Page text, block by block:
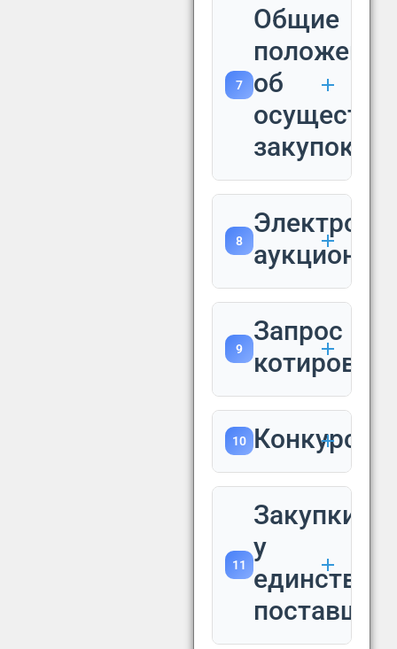
7
Общие
положения
об
закупок
8
аукцион
9
Запрос
котировок
10 Конкурс
11
Закупки
у